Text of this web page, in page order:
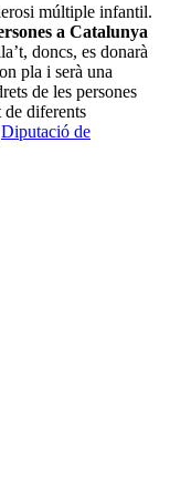
múltiple infantil.
a Catalunya
doncs, es donarà
pla i serà una
de les persones
diferents
Diputació de